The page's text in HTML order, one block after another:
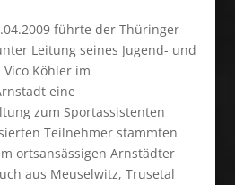
führte der Thüringer
Leitung seines Jugend- und
Köhler im
eine
zum Sportassistenten
Teilnehmer stammten
ortsansässigen Arnstädter
aus Meuselwitz, Trusetal